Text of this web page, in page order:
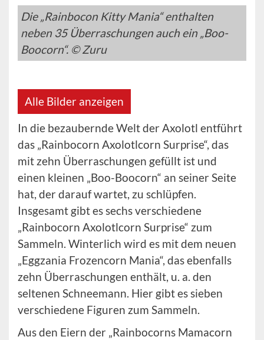
Die „Rainbocon Kitty Mania“ enthalten
neben 35 Überraschungen auch ein „Boo-
Boocorn“. © Zuru
Alle Bilder anzeigen
In die bezaubernde Welt der Axolotl entführt
das „Rainbocorn Axolotlcorn Surprise“, das
mit zehn Überraschungen gefüllt ist und
einen kleinen „Boo-Boocorn“ an seiner Seite
hat, der darauf wartet, zu schlüpfen.
Insgesamt gibt es sechs verschiedene
„Rainbocorn Axolotlcorn Surprise“ zum
Sammeln. Winterlich wird es mit dem neuen
„Eggzania Frozencorn Mania“, das ebenfalls
zehn Überraschungen enthält, u. a. den
seltenen Schneemann. Hier gibt es sieben
verschiedene Figuren zum Sammeln.
Aus den Eiern der „Rainbocorns Mamacorn